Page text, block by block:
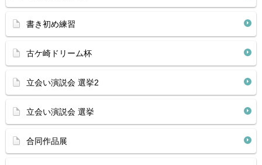
書き初め練習
古ケ崎ドリーム杯
立会い演説会 選挙2
立会い演説会 選挙
合同作品展